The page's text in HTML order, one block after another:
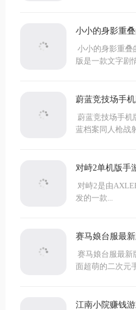
小小的身影重
小小的身影重叠
版是一款文字剧
蔚蓝竞技场手机
蔚蓝竞技场手机
蓝档案同人枪战
对峙2单机版手
对峙2是由
发的一款...
赛马娘台服最新
赛马娘台服最新
面超萌的二次元
江南小院赚钱